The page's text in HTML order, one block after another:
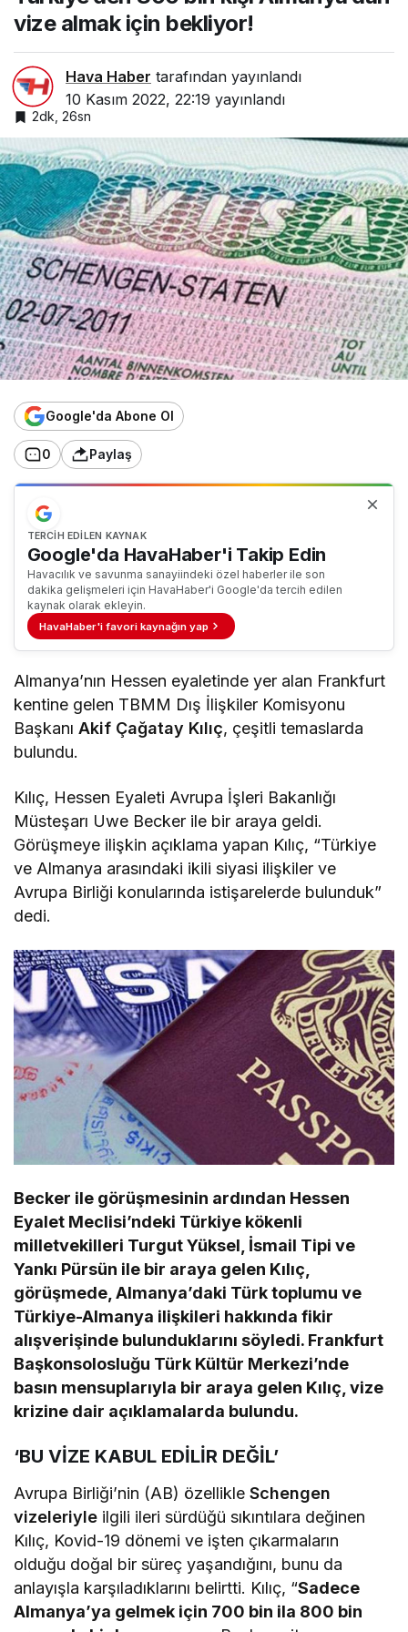
vize almak için bekliyor!
Hava Haber tarafından yayınlandı
10 Kasım 2022, 22:19 yayınlandı
2dk, 26sn
Google'da Abone Ol
0 Paylaş
TERCIH EDILEN KAYNAK
Google'da HavaHaber'i Takip Edin
Havacılık ve savunma sanayiindeki özel haberler ile son
dakika gelişmeleri için HavaHaber'i Google'da tercih edilen
kaynak olarak ekleyin.
HavaHaber'i favori kaynağın yap
Almanya’nın Hessen eyaletinde yer alan Frankfurt
kentine gelen TBMM Dış İlişkiler Komisyonu
BaşkanıAkif Çağatay Kılıç, çeşitli temaslarda
bulundu.
Kılıç, Hessen Eyaleti Avrupa İşleri Bakanlığı
Müsteşarı Uwe Becker ile bir araya geldi.
Görüşmeye ilişkin açıklama yapan Kılıç, “Türkiye
ve Almanya arasındaki ikili siyasi ilişkiler ve
Avrupa Birliği konularında istişarelerde bulunduk”
dedi.
Becker ile görüşmesinin ardından Hessen
Eyalet Meclisi’ndeki Türkiye kökenli
milletvekilleri Turgut Yüksel, İsmail Tipi ve
Yankı Pürsün ile bir araya gelen Kılıç,
görüşmede, Almanya’daki Türk toplumu ve
Türkiye-Almanya ilişkileri hakkında fikir
alışverişinde bulunduklarını söyledi. Frankfurt
Başkonsolosluğu Türk Kültür Merkezi’nde
basın mensuplarıyla bir araya gelen Kılıç, vize
krizine dair açıklamalarda bulundu.
‘BU VİZE KABUL EDİLİR DEĞİL’
Avrupa Birliği’nin (AB) özellikleSchengen
vizeleriyle ilgili ileri sürdüğü sıkıntılara değinen
Kılıç, Kovid-19 dönemi ve işten çıkarmaların
olduğu doğal bir süreç yaşandığını, bunu da
anlayışla karşıladıklarını belirtti. Kılıç, “Sadece
Almanya’ya gelmek için 700 bin ila 800 bin